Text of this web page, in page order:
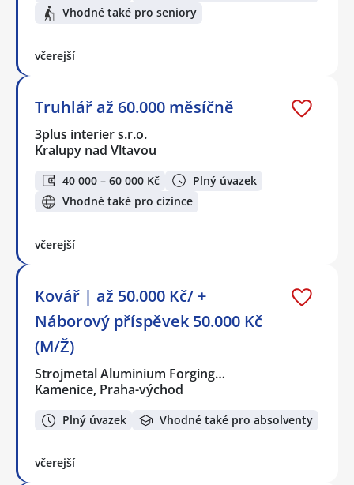
Vhodné také pro seniory
včerejší
Truhlář až 60.000 měsíčně
3plus interier s.r.o.
Kralupy nad Vltavou
40 000 – 60 000 Kč
Plný úvazek
Vhodné také pro cizince
včerejší
Kovář | až 50.000 Kč/ +
Náborový příspěvek 50.000 Kč
(M/Ž)
Strojmetal Aluminium Forging…
Kamenice, Praha-východ
Plný úvazek Vhodné také pro absolventy
včerejší